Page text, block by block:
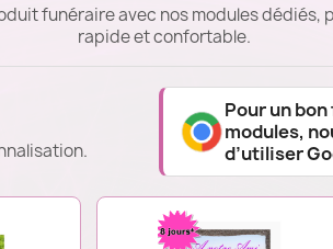
funéraire avec nos modules dédiés,
rapide et confortable.
Pour un
modules,
d’utiliser